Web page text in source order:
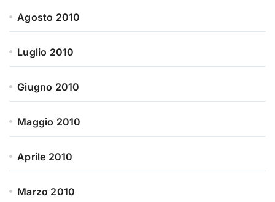
Agosto 2010
Luglio 2010
Giugno 2010
Maggio 2010
Aprile 2010
Marzo 2010